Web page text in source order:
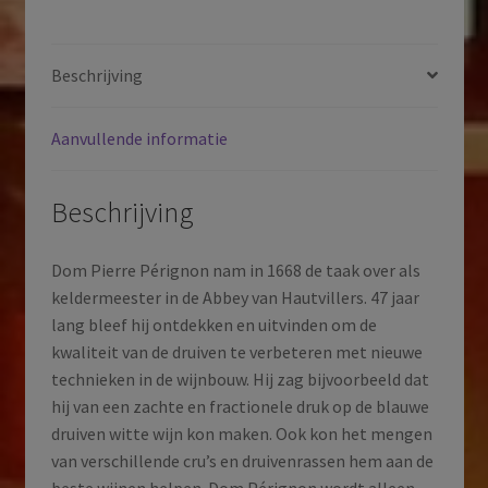
Champagne
|
aantal
Beschrijving
Aanvullende informatie
Beschrijving
Dom Pierre Pérignon nam in 1668 de taak over als
keldermeester in de Abbey van Hautvillers. 47 jaar
lang bleef hij ontdekken en uitvinden om de
kwaliteit van de druiven te verbeteren met nieuwe
technieken in de wijnbouw. Hij zag bijvoorbeeld dat
hij van een zachte en fractionele druk op de blauwe
druiven witte wijn kon maken. Ook kon het mengen
van verschillende cru’s en druivenrassen hem aan de